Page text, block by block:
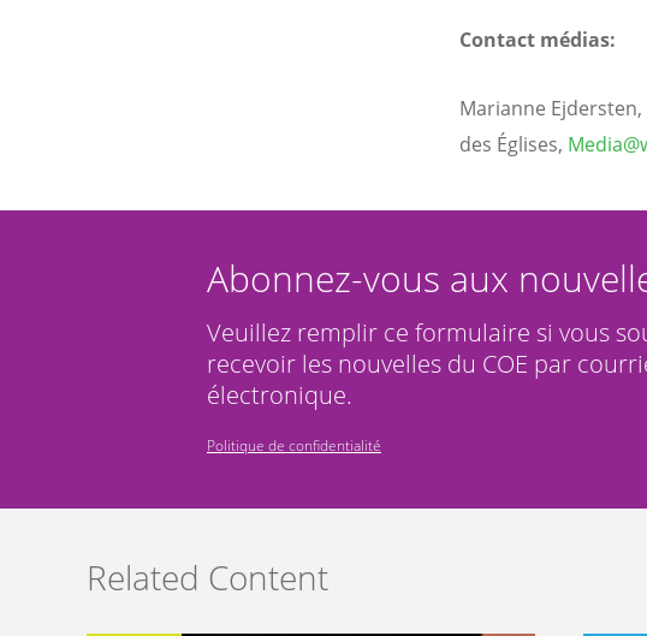
Contact médias:
Marianne
des Églises,
Abonnez-vous aux
Veuillez remplir ce formulaire si vous
recevoir les nouvelles du COE par
électronique.
Politique de confidentialité
Related Content